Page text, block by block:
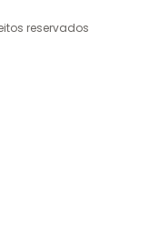
reservados